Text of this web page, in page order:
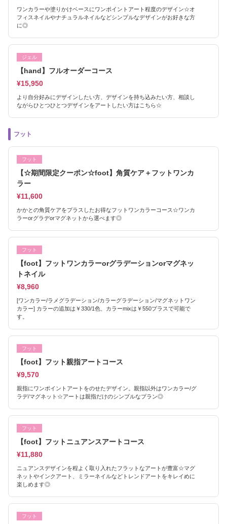
ワンカラーや塗りかけベースにワンポイントアート程度のデザイン☆オ
フィスネイルやナチュラルネイルなどシンプルなデザインがお好きな方
に◎
ジェル
【hand】フルオーダーコース
¥15,950
より自分好みにデザインしたい方、デザインを持ち込みたい方、相談し
ながらひとつひとつデザインをアートしたい方はこちら☆
フット
フット
【☆期間限定クーポン☆foot】角質ケア＋フットワンカ
ラー
¥11,600
かかとの角質ケアをプラスしたお得なフットワンカラーコース☆ワンカ
ラーorグラデorマグネットから選べます◎
フット
【foot】フットワンカラーorグラデーションorマグネッ
トネイル
¥8,960
[ワンカラー/ラメグラデーション/カラーグラデーション/マグネットワン
カラー] カラーの追加は￥330/1色、カラーmixは￥550プラスで可能で
す。
フット
【foot】フット親指アートコース
¥9,570
親指にワンポイントアートをのせたデザイン。親指以外はワンカラー/グ
ラデ/マグネット☆アートは親指だけのシンプルなプラン◎
フット
【foot】フットニュアンスアートコース
¥11,880
ニュアンスデザインを程よく取り入れたフラットなアートが豊富☆マグ
ネットやインクアート、ミラーネイルなどトレンドアートをキレイめに
楽しめます◎
フット